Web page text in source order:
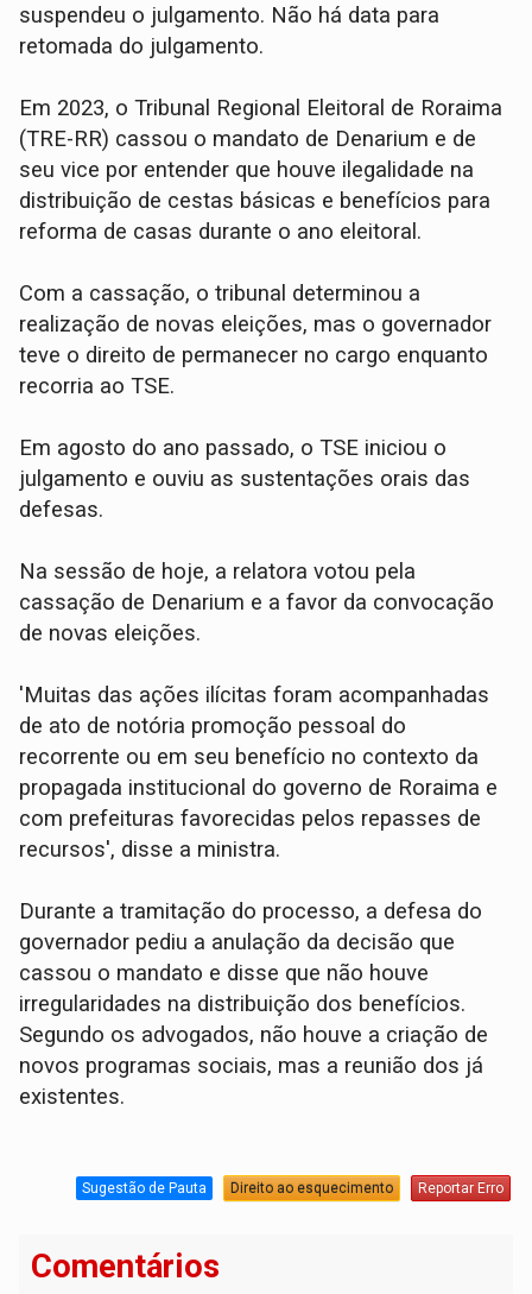
suspendeu o julgamento. Não há data para
retomada do julgamento.
Em 2023, o Tribunal Regional Eleitoral de Roraima
(TRE-RR) cassou o mandato de Denarium e de
seu vice por entender que houve ilegalidade na
distribuição de cestas básicas e benefícios para
reforma de casas durante o ano eleitoral.
Com a cassação, o tribunal determinou a
realização de novas eleições, mas o governador
teve o direito de permanecer no cargo enquanto
recorria ao TSE.
Em agosto do ano passado, o TSE iniciou o
julgamento e ouviu as sustentações orais das
defesas.
Na sessão de hoje, a relatora votou pela
cassação de Denarium e a favor da convocação
de novas eleições.
'Muitas das ações ilícitas foram acompanhadas
de ato de notória promoção pessoal do
recorrente ou em seu benefício no contexto da
propagada institucional do governo de Roraima e
com prefeituras favorecidas pelos repasses de
recursos', disse a ministra.
Durante a tramitação do processo, a defesa do
governador pediu a anulação da decisão que
cassou o mandato e disse que não houve
irregularidades na distribuição dos benefícios.
Segundo os advogados, não houve a criação de
novos programas sociais, mas a reunião dos já
existentes.
Sugestão de Pauta Direito ao esquecimento Reportar Erro
Comentários